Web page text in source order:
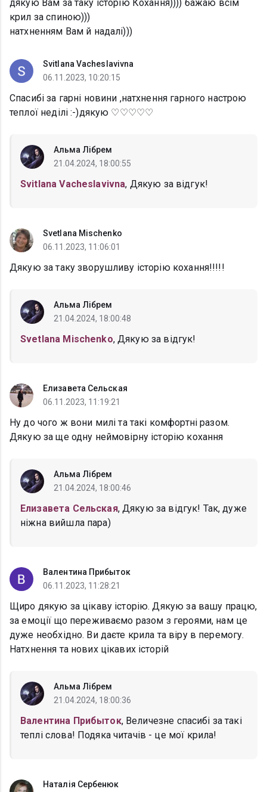
дякую Вам за таку історію Кохання)))) бажаю всім
крил за спиною)))
натхненням Вам й надалі)))
Svitlana Vacheslavivna
06.11.2023, 10:20:15
Спасибі за гарні новини ,натхнення гарного настрою
теплої неділі :-)дякую ♡♡♡♡♡
Альма Лібрем
21.04.2024, 18:00:55
Svitlana Vacheslavivna, Дякую за відгук!
Svetlana Mischenko
06.11.2023, 11:06:01
Дякую за таку зворушливу історію кохання!!!!!
Альма Лібрем
21.04.2024, 18:00:48
Svetlana Mischenko, Дякую за відгук!
Елизавета Сельская
06.11.2023, 11:19:21
Ну до чого ж вони милі та такі комфортні разом.
Дякую за ще одну неймовірну історію кохання
Альма Лібрем
21.04.2024, 18:00:46
Елизавета Сельская, Дякую за відгук! Так, дуже
ніжна вийшла пара)
Валентина Прибыток
06.11.2023, 11:28:21
Щиро дякую за цікаву історію. Дякую за вашу працю,
за емоції що переживаємо разом з героями, нам це
дуже необхідно. Ви даєте крила та віру в перемогу.
Натхнення та нових цікавих історій
Альма Лібрем
21.04.2024, 18:00:36
Валентина Прибыток, Величезне спасибі за такі
теплі слова! Подяка читачів - це мої крила!
Наталія Сербенюк